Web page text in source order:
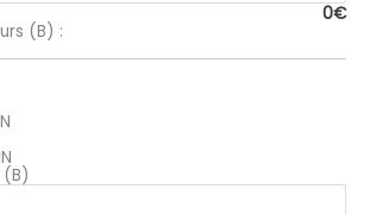
0€
(B) :